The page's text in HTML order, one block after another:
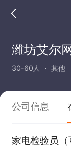
潍坊艾尔
30-60人 其他
公司信息
家电检验员（